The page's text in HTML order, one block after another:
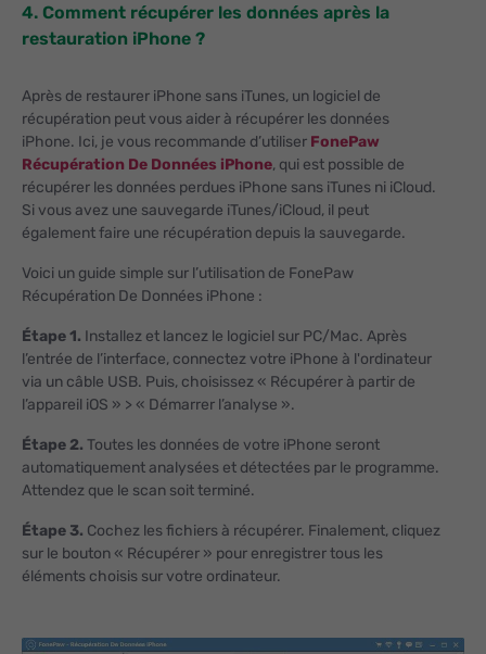
4. Comment récupérer les données après la
restauration iPhone ?
Après de restaurer iPhone sans iTunes, un logiciel de
récupération peut vous aider à récupérer les données
iPhone. Ici, je vous recommande d’utiliser FonePaw
Récupération De Données iPhone, qui est possible de
récupérer les données perdues iPhone sans iTunes ni iCloud.
Si vous avez une sauvegarde iTunes/iCloud, il peut
également faire une récupération depuis la sauvegarde.
Voici un guide simple sur l’utilisation de FonePaw
Récupération De Données iPhone :
Étape 1. Installez et lancez le logiciel sur PC/Mac. Après
l’entrée de l’interface, connectez votre iPhone à l'ordinateur
via un câble USB. Puis, choisissez « Récupérer à partir de
l’appareil iOS » > « Démarrer l’analyse ».
Étape 2. Toutes les données de votre iPhone seront
automatiquement analysées et détectées par le programme.
Attendez que le scan soit terminé.
Étape 3. Cochez les fichiers à récupérer. Finalement, cliquez
sur le bouton « Récupérer » pour enregistrer tous les
éléments choisis sur votre ordinateur.